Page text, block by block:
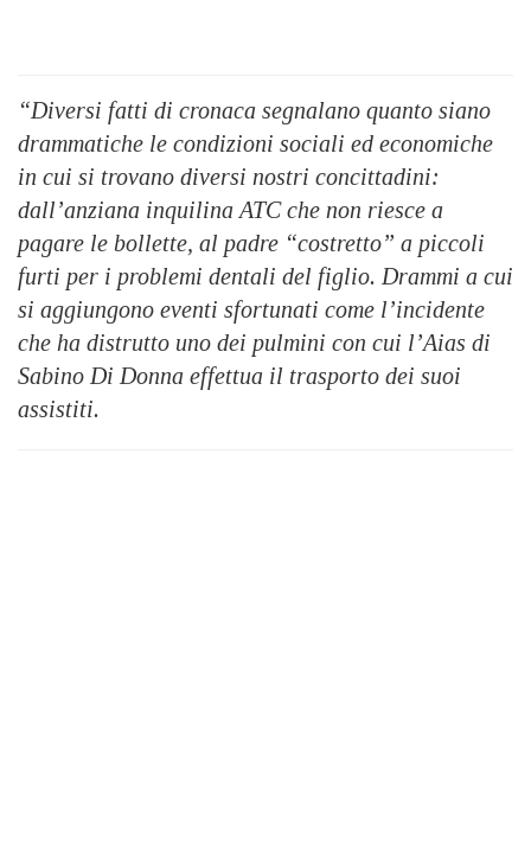
“Diversi fatti di cronaca segnalano quanto siano
drammatiche le condizioni sociali ed economiche
in cui si trovano diversi nostri concittadini:
dall’anziana inquilina ATC che non riesce a
pagare le bollette, al padre “costretto” a piccoli
furti per i problemi dentali del figlio. Drammi a cui
si aggiungono eventi sfortunati come l’incidente
che ha distrutto uno dei pulmini con cui l’Aias di
Sabino Di Donna effettua il trasporto dei suoi
assistiti.